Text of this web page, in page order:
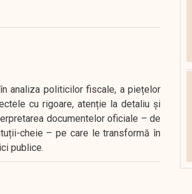
analiza politicilor fiscale, a piețelor
cu rigoare, atenție la detaliu și
documentelor oficiale – de
cheie – pe care le transformă în
publice.